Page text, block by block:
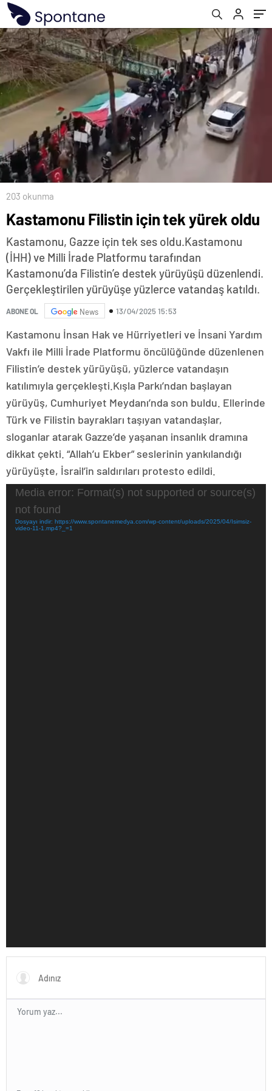
203 okunma
Kastamonu Filistin için tek yürek oldu
Kastamonu, Gazze için tek ses oldu.Kastamonu
(İHH) ve Milli İrade Platformu tarafından
Kastamonu’da Filistin’e destek yürüyüşü düzenlendi.
Gerçekleştirilen yürüyüşe yüzlerce vatandaş katıldı.
ABONE OL News 13/04/2025 15:53
Kastamonu İnsan Hak ve Hürriyetleri ve İnsani Yardım
Vakfı ile Milli İrade Platformu öncülüğünde düzenlenen
Filistin’e destek yürüyüşü, yüzlerce vatandaşın
katılımıyla gerçekleşti.Kışla Parkı’ndan başlayan
yürüyüş, Cumhuriyet Meydanı’nda son buldu. Ellerinde
Türk ve Filistin bayrakları taşıyan vatandaşlar,
sloganlar atarak Gazze’de yaşanan insanlık dramına
dikkat çekti. “Allah’u Ekber” seslerinin yankılandığı
yürüyüşte, İsrail’in saldırıları protesto edildi.
Video
Media error: Format(s) not supported or source(s)
not found
Dosyayı indir: https://www.spontanemedya.com/wp-content/uploads/2025/04/Isimsiz-
video-11-1.mp4?_=1